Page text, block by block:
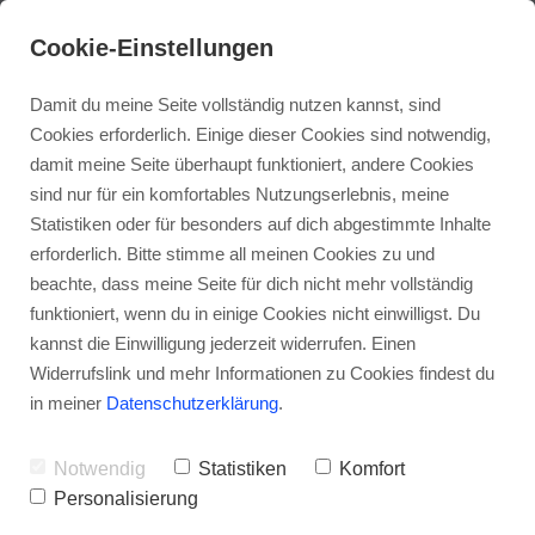
Einfacher
Cookie-Einstellungen
Damit du meine Seite vollständig nutzen kannst, sind
Cookies erforderlich. Einige dieser Cookies sind notwendig,
damit meine Seite überhaupt funktioniert, andere Cookies
sind nur für ein komfortables Nutzungserlebnis, meine
Statistiken oder für besonders auf dich abgestimmte Inhalte
erforderlich. Bitte stimme all meinen Cookies zu und
beachte, dass meine Seite für dich nicht mehr vollständig
funktioniert, wenn du in einige Cookies nicht einwilligst. Du
kannst die Einwilligung jederzeit widerrufen. Einen
Widerrufslink und mehr Informationen zu Cookies findest du
in meiner Datenschutzerklärung.
Notwendig Statistiken
Komfort
Personalisierung